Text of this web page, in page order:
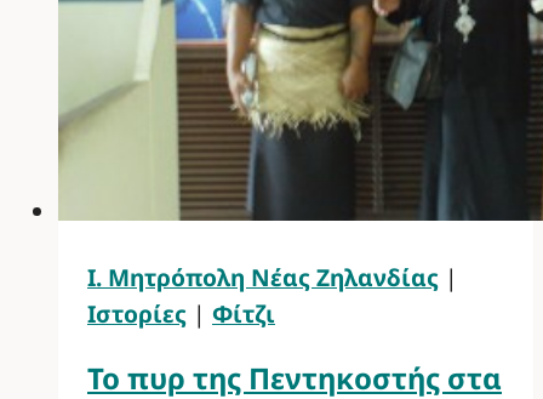
Ι. Μητρόπολη Νέας Ζηλανδίας |
Ιστορίες | Φίτζι
Το πυρ της Πεντηκοστής στα